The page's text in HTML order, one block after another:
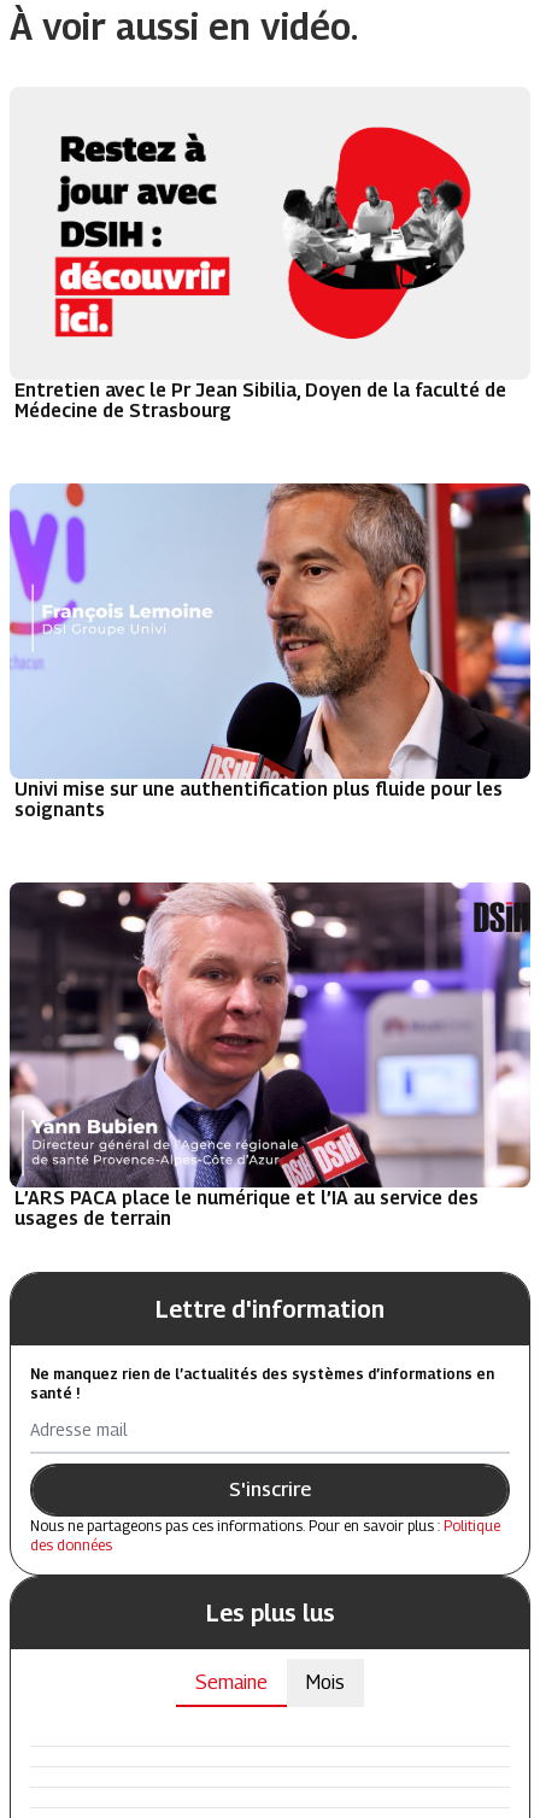
À voir aussi en vidéo.
Entretien avec le Pr Jean Sibilia, Doyen de la faculté de
Médecine de Strasbourg
Univi mise sur une authentification plus fluide pour les
soignants
L’ARS PACA place le numérique et l’IA au service des
usages de terrain
Lettre d'information
Ne manquez rien de l’actualités des systèmes d’informations en
santé !
Adresse mail
S'inscrire
Nous ne partageons pas ces informations. Pour en savoir plus : Politique
des données
Les plus lus
Semaine Mois